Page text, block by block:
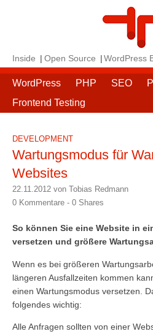
Inside Open Source WordPress
WordPress PHP SEO
Frontend Testing
DEVELOPMENT
Wartungsmodus für
Websites
22.11.2012 von Tobias Redmann
0 Kommentare - 0 Shares
So können Sie eine Website in
versetzen und größere
Wenn es bei größeren
längeren Ausfallzeiten kommen
einen Wartungsmodus versetzen.
folgendes wichtig:
Alle Anfragen sollten von einer